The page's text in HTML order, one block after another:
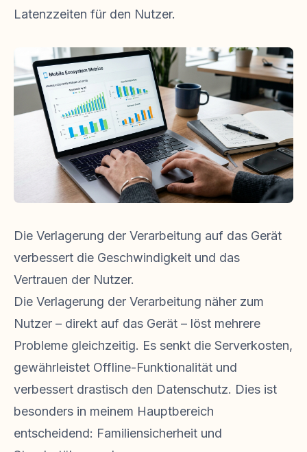
Latenzzeiten für den Nutzer.
Die Verlagerung der Verarbeitung auf das Gerät
verbessert die Geschwindigkeit und das
Vertrauen der Nutzer.
Die Verlagerung der Verarbeitung näher zum
Nutzer – direkt auf das Gerät – löst mehrere
Probleme gleichzeitig. Es senkt die Serverkosten,
gewährleistet Offline-Funktionalität und
verbessert drastisch den Datenschutz. Dies ist
besonders in meinem Hauptbereich
entscheidend: Familiensicherheit und